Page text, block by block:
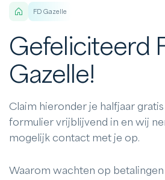
FD Gazelle
Gefeliciteerd
Gazelle!
Claim hieronder je halfjaar gratis
formulier vrijblijvend in en wij
mogelijk contact met je op.
Waarom wachten op